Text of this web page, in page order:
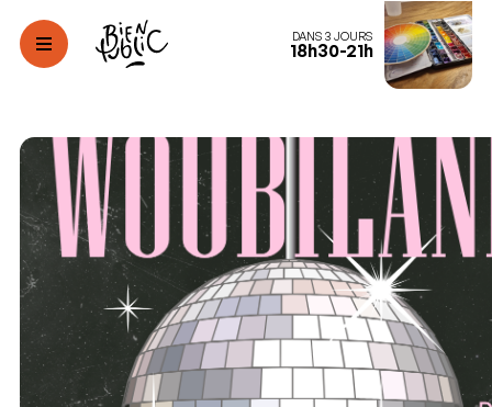
DANS 3 JOURS
18h30-21h